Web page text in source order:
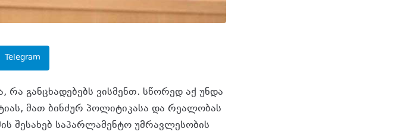
Telegram
რა განცხადებებს ვისმენთ. სწორედ აქ უნდა
მათ ბინძურ პოლიტიკასა და რეალობას
შესახებ საპარლამენტო უმრავლესობის